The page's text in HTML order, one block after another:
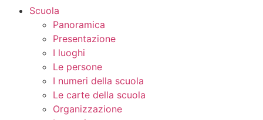
Scuola
Panoramica
Presentazione
I luoghi
Le persone
I numeri della scuola
Le carte della scuola
Organizzazione